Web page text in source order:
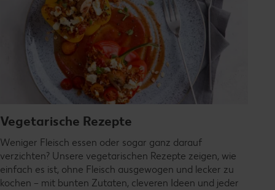
Vegetarische Rezepte
Weniger Fleisch essen oder sogar ganz darauf
verzichten? Unsere vegetarischen Rezepte zeigen, wie
einfach es ist, ohne Fleisch ausgewogen und lecker zu
kochen – mit bunten Zutaten, cleveren Ideen und jeder